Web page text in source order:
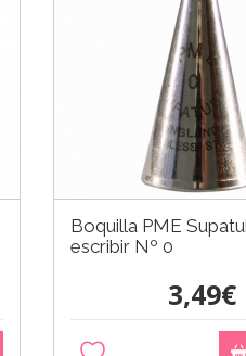
Boquilla PME
escribir Nº 0
3,49€